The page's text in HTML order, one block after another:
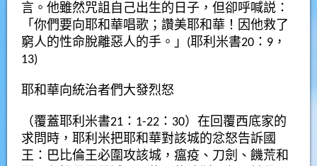
言。他雖然咒詛自己出生的日子，但卻呼喊説：
「你們要向耶和華唱歌；讚美耶和華！因他救了
窮人的性命脫離惡人的手。」(耶利米書20：9，
13)
耶和華向統治者們大發烈怒
（覆蓋耶利米書21：1-22：30）在回覆西底家的
求問時，耶利米把耶和華對該城的忿怒告訴國
王：巴比倫王必圍攻該城，瘟疫、刀劍、饑荒和